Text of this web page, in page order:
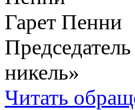
Гарет Пенни
никель»
Читать